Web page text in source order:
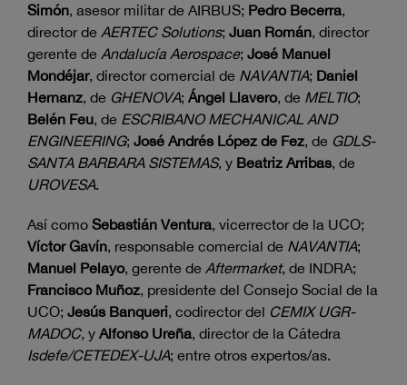
Simón, asesor militar de AIRBUS; Pedro Becerra,
director de AERTEC Solutions; Juan Román, director
gerente de Andalucía Aerospace; José Manuel
Mondéjar, director comercial de NAVANTIA; Daniel
Hernanz, de GHENOVA; Ángel Llavero, de MELTIO;
Belén Feu, de ESCRIBANO MECHANICAL AND
ENGINEERING; José Andrés López de Fez, de GDLS-
SANTA BARBARA SISTEMAS, y Beatriz Arribas, de
UROVESA.
Así como Sebastián Ventura, vicerrector de la UCO;
Víctor Gavín, responsable comercial de NAVANTIA;
Manuel Pelayo, gerente de Aftermarket, de INDRA;
Francisco Muñoz, presidente del Consejo Social de la
UCO; Jesús Banqueri, codirector del CEMIX UGR-
MADOC, y Alfonso Ureña, director de la Cátedra
Isdefe/CETEDEX-UJA; entre otros expertos/as.